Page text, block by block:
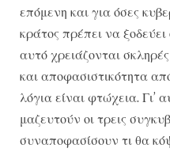
επόμενη και για όσες
κράτος πρέπει να
αυτό χρειάζονται
και αποφασιστικότητα
λόγια είναι φτώχεια. Γι’
μαζευτούν οι τρεις
συναποφασίσουν τι θα